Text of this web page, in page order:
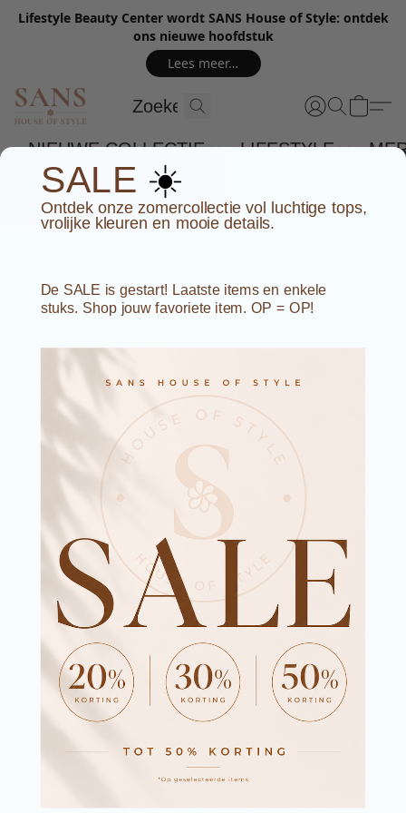
Lifestyle Beauty Center wordt SANS House of Style: ontdek
ons nieuwe hoofdstuk
Lees meer…
NIEUWE COLLECTIE LIFESTYLE
SALE ☀️
Ontdek onze zomercollectie vol luchtige tops,
vrolijke kleuren en mooie details.
De SALE is gestart! Laatste items en enkele
stuks. Shop jouw favoriete item. OP = OP!